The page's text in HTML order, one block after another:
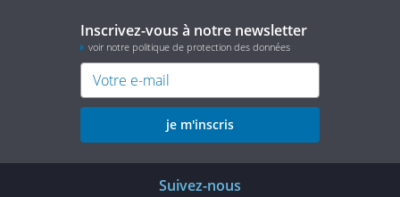
Inscrivez-vous à notre newsletter
voir notre politique de protection des données
je m'inscris
Suivez-nous